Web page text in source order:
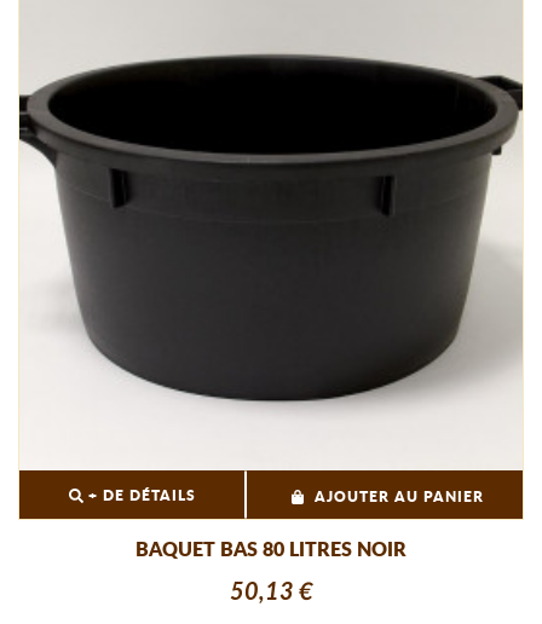
+ DE DÉTAILS AJOUTER AU PANIER
BAQUET BAS 80 LITRES NOIR
50,13 €